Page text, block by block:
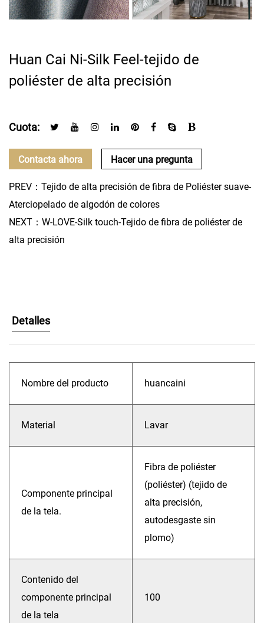
Huan Cai Ni-Silk Feel-tejido de
poliéster de alta precisión
Cuota:
Contacta ahora Hacer una pregunta
PREV：Tejido de alta precisión de fibra de Poliéster suave-
Aterciopelado de algodón de colores
NEXT：W-LOVE-Silk touch-Tejido de fibra de poliéster de
alta precisión
Detalles
Nombre del producto huancaini
Material Lavar
Componente principal
de la tela.
Fibra de poliéster
(poliéster) (tejido de
alta precisión,
autodesgaste sin
plomo)
Contenido del
componente principal
de la tela
100